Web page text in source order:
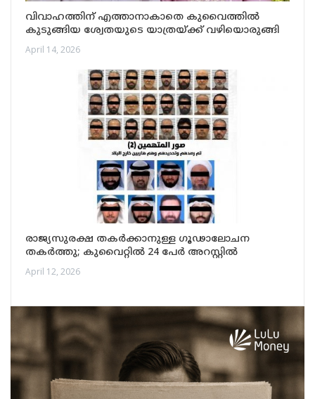
വിവാഹത്തിന് എത്താനാകാതെ കുവൈത്തിൽ
കുടുങ്ങിയ ശ്വേതയുടെ യാത്രയ്ക്ക് വഴിയൊരുങ്ങി
April 14, 2026
രാജ്യസുരക്ഷ തകർക്കാനുള്ള ഗൂഢാലോചന
തകർത്തു; കുവൈറ്റിൽ 24 പേർ അറസ്റ്റിൽ
April 12, 2026